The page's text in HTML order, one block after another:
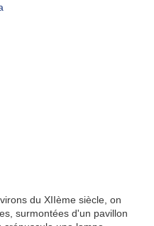
du XIIème siècle, on
surmontées d'un pavillon